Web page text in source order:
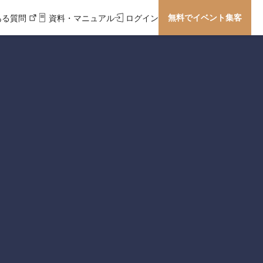
質問 資料・マニュアル ログイン 無料でイベント集客